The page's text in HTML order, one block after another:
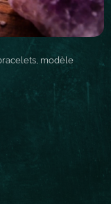
modèle